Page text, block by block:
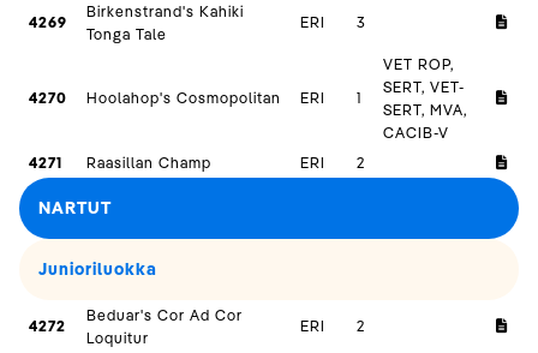
4269
Birkenstrand's Kahiki
Tonga Tale
ERI 3
4270 Hoolahop's Cosmopolitan ERI 1
VET ROP,
SERT, VET-
SERT, MVA,
CACIB-V
4271
Raasillan Champ ERI 2
NARTUT
Junioriluokka
4272
Beduar's Cor Ad Cor
Loquitur
ERI 2